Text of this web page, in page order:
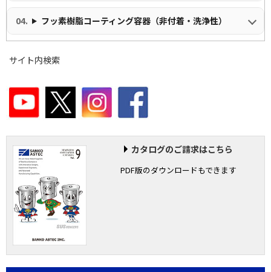
フッ素樹脂コーティング容器（非付着・洗浄性）
サイト内検索
カタログのご請求はこちら
PDF版のダウンロードもできます